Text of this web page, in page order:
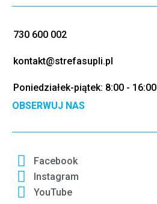
730 600 002
kontakt@strefasupli.pl
Poniedziałek-piątek: 8:00 - 16:00
OBSERWUJ NAS
Facebook
Instagram
YouTube